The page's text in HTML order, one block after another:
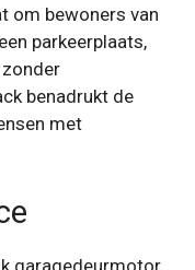
om bewoners van
parkeerplaats,
benadrukt de
met
garagedeurmotor